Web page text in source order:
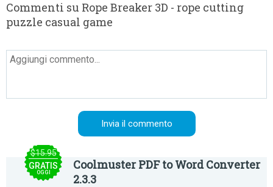
Commenti su Rope Breaker 3D - rope cutting
puzzle casual game
$15.95
GRATIS
OGGI
Coolmuster PDF to Word Converter
2.3.3